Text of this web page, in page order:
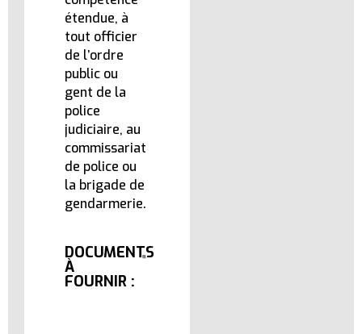
étendue, à
tout officier
de l’ordre
public ou
gent de la
police
judiciaire, au
commissariat
de police ou
la brigade de
gendarmerie.
DOCUMENTS
À
FOURNIR :